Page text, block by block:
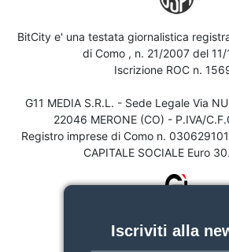
BitCity e' una testata giornalistica
di Como , n. 21/2007 del
Iscrizione ROC n.
G11 MEDIA S.R.L. - Sede Legale Via
22046 MERONE (CO) - P.IVA/
Registro imprese di Como n.
CAPITALE SOCIALE Euro
Iscriviti alla